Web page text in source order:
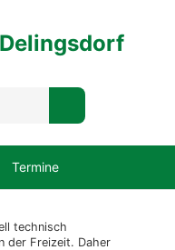
Termine
technisch
der Freizeit. Daher